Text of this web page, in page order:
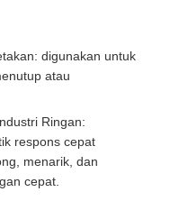
digunakan untuk
atau
Ringan:
respons cepat
menarik, dan
cepat.